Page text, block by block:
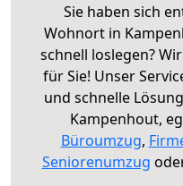
Sie haben sich
Wohnort in
schnell loslegen?
für Sie! Unser
und schnelle
Kampenhout,
Büroumzug,
Seniorenumzug